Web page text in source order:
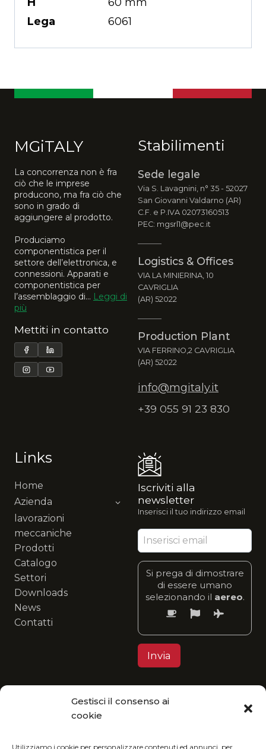
Gestisci il consenso ai
cookie
Utilizziamo i cookie per personalizzare contenuti ed annunci, per
Lega
6061
MGiTALY
La concorrenza non è fra
ciò che le imprese
producono, ma fra ciò che
sono in grado di
aggiungere al prodotto.
Produciamo
componentistica per il
settore dell’elettronica, e
connessioni. Apparati e
componentistica per
l’assemblaggio di... Leggi di
più
Mettiti in contatto
Stabilimenti
Sede legale
Via S. Lavagnini, n° 35 - 52027
San Giovanni Valdarno (AR)
C.F. e P.IVA 02073160513
PEC: mgsrl1@pec.it
Logistics & Offices
VIA LA MINIERINA, 10
CAVRIGLIA
(AR) 52022
Production Plant
VIA FERRINO,2 CAVRIGLIA
(AR) 52022
info@mgitaly.it
+39 055 91 23 830
Links
Home
Azienda
lavorazioni
meccaniche
Prodotti
Catalogo
Settori
Downloads
News
Contatti
Iscriviti alla
newsletter
Inserisci il tuo indirizzo email
Si prega di dimostrare
di essere umano
selezionando il aereo.
friendly: fruisci del nostro catalogo in formato